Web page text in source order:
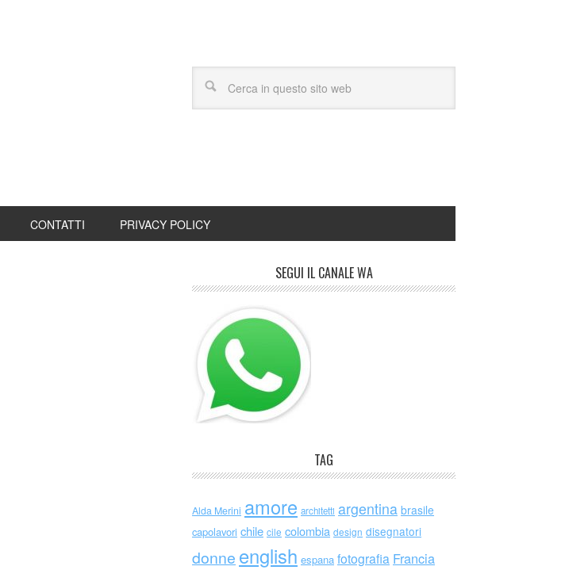
CONTATTI PRIVACY POLICY
SEGUI IL CANALE WA
TAG
Alda Merini amore architetti argentina brasile
capolavori chile cile colombia design disegnatori
donne english espana fotografia Francia